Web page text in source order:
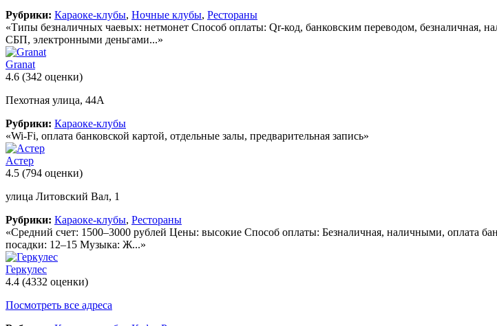
Рубрики: Караоке-клубы, Ночные клубы, Рестораны
«Типы безналичных чаевых: нетмонет Способ оплаты: Qr-код, банковским переводом, безналичная,
СБП, электронными деньгами...»
Granat
4.6 (342 оценки)
Пехотная улица, 44А
Рубрики: Караоке-клубы
«Wi-Fi, оплата банковской картой, отдельные залы, предварительная запись»
Астер
4.5 (794 оценки)
улица Литовский Вал, 1
Рубрики: Караоке-клубы, Рестораны
«Средний счет: 1500–3000 рублей Цены: высокие Способ оплаты: Безналичная, наличными, оплата
посадки: 12–15 Музыка: Ж...»
Геркулес
4.4 (4332 оценки)
Посмотреть все адреса